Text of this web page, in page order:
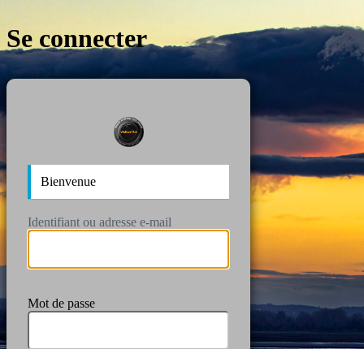
Se connecter
https://
Bienvenue
Identifiant ou adresse e-mail
Mot de passe